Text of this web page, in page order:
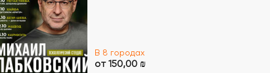
В 8 городах
от 150,00 ₪